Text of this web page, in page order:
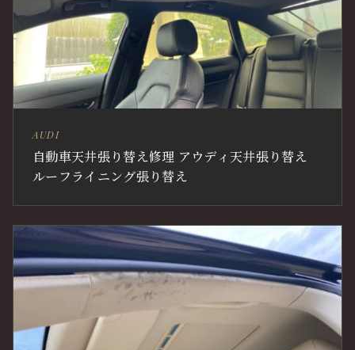
AUDI
自動車天井張り替え修理 アウディ天井張り替え
ルーフライニング張り替え